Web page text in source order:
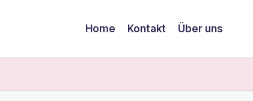
Home Kontakt Über uns